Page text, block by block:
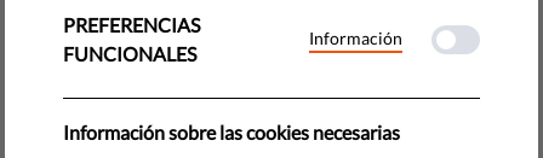
Hace casi tres décadas, un escritor afirmó que la democracia
liberal occidental había vencido a todas las otras formas de
sociedad humana. Ups.
by Orsolya Reich
PREFERENCIAS
FUNCIONALES
Información
Información sobre las cookies necesarias